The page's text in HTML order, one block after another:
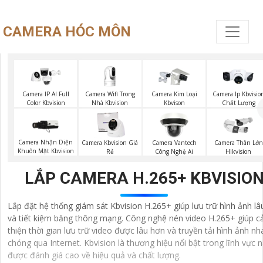
CAMERA HÓC MÔN
Camera IP AI Full
Color Kbvision
Camera Wifi Trong
Nhà Kbvision
Camera Kim Loại
Kbvison
Camera Ip
Chất Lượng
Camera Nhận Diện
Khuôn Mặt Kbvision
Camera Kbvision Giá
Rẻ
Camera Vantech
Công Nghệ Ai
Camera Thân Lớn
Hikvision
LẮP CAMERA H.265+
Lắp đặt hệ thống giám sát Kbvision H.265+ giúp lưu trữ hình ảnh
và tiết kiệm băng thông mạng. Công nghệ nén video H.265+ giúp
thiện thời gian lưu trữ video được lâu hơn và truyền tải hình ảnh
chóng qua Internet. Kbvision là thương hiệu nổi bật trong lĩnh vực
được đánh giá cao về hiệu quả và chất lượng.